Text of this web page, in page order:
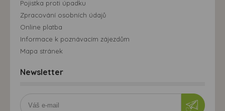
Pojistka proti úpadku
Zpracování osobních údajů
Online platba
Informace k poznávacím zájezdům
Mapa stránek
Newsletter